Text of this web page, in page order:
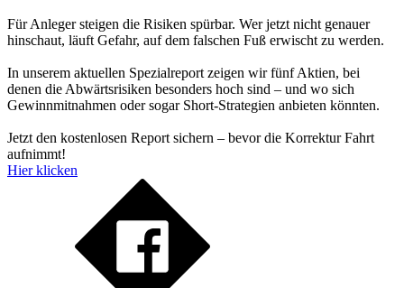
Für Anleger steigen die Risiken spürbar. Wer jetzt nicht genauer
hinschaut, läuft Gefahr, auf dem falschen Fuß erwischt zu werden.
In unserem aktuellen Spezialreport zeigen wir fünf Aktien, bei
denen die Abwärtsrisiken besonders hoch sind – und wo sich
Gewinnmitnahmen oder sogar Short-Strategien anbieten könnten.
Jetzt den kostenlosen Report sichern – bevor die Korrektur Fahrt
aufnimmt!
Hier klicken